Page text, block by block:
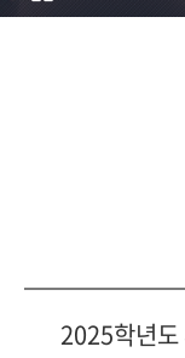
2025학년도